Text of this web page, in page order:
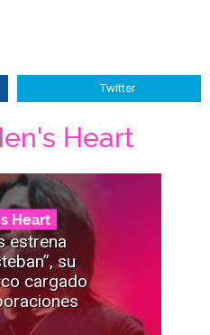
Twitter
Heart
Heart
estrena
su
cargado